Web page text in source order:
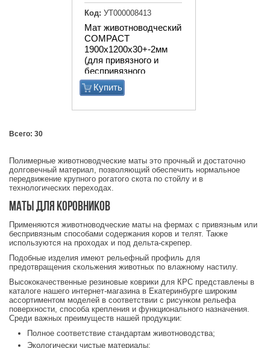
Мат животноводческий
COMPACT
1900х1200х30+-2мм
(для привязного и
беспривязного
содержания)
Купить
Код: УТ000008413
Всего: 30
Полимерные животноводческие маты это прочный и достаточно
долговечный материал, позволяющий обеспечить нормальное
передвижение крупного рогатого скота по стойлу и в
технологических переходах.
Маты для коровников
Применяются животноводческие маты на фермах с привязным или
беспривязным способами содержания коров и телят. Также
используются на проходах и под дельта-скрепер.
Подобные изделия имеют рельефный профиль для
предотвращения скольжения животных по влажному настилу.
Высококачественные резиновые коврики для КРС представлены в
каталоге нашего интернет-магазина в Екатеринбурге широким
ассортиментом моделей в соответствии с рисунком рельефа
поверхности, способа крепления и функционального назначения.
Среди важных преимуществ нашей продукции:
Полное соответствие стандартам животноводства;
Экологически чистые материалы;